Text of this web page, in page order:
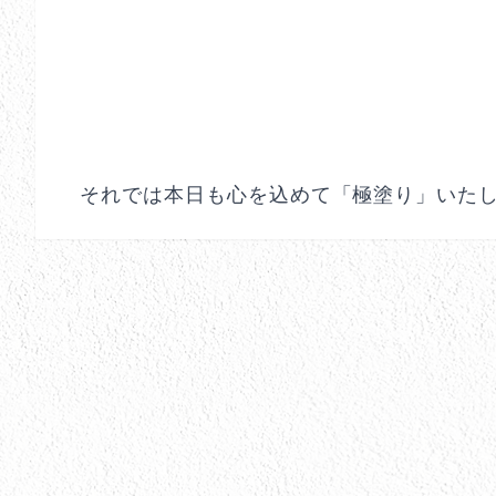
それでは本日も心を込めて「極塗り」いた